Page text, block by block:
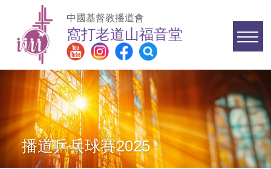
移至主內容
中國基督教播道會
窩打老道山福音堂
Main
navigation
播道乒乓球賽2025